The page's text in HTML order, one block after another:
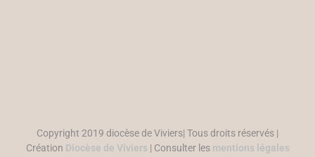
Copyright 2019 diocèse de Viviers| Tous droits réservés |
Création Diocèse de Viviers | Consulter les mentions légales